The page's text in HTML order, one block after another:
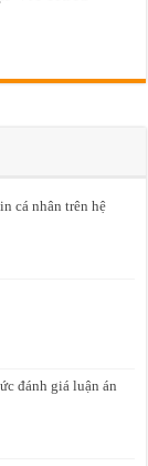
cá nhân trên hệ
đánh giá luận án